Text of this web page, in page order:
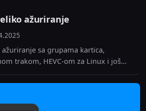
ažuriranje
sa grupama kartica,
trakom, HEVC-om za Linux i još